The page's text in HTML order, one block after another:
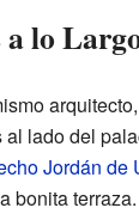
lo
lado del
Jordán de
bonita terraza.